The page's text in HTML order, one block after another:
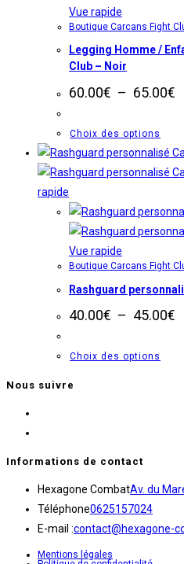
la
Vue rapide
Boutique Carcans Fight
Legging Homme /
Club – Noir
60.00€ – 65.00€
à
Choix des options
a
Les
être
rapide
Vue rapide
Boutique Carcans Fight
Rashguard
40.00€ – 45.00€
Choix des options
Nous suivre
onglet
nouvel
onglet
Informations de contact
Hexagone CombatAv. du
Téléphone0625157024S’ouvre
dans
E-mail :contact@hexagone-
Mentions légales